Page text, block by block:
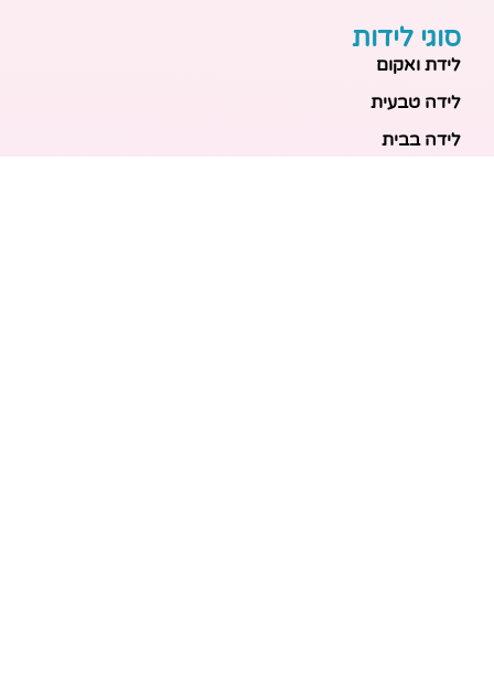
סוגי לידות
לידת ואקום
לידה טבעית
לידה בבית